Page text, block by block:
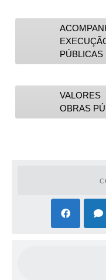
PÚBLICAS
OBRAS